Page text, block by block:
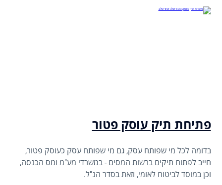
פתיחת תיק עוסק פטור
בדומה לכל מי שפותח עסק, גם מי שפותח עסק כעוסק פטור,
חייב לפתוח תיקים ברשות המסים - במשרדי מע"מ ומס הכנסה,
וכן במוסד לביטוח לאומי, וזאת בסדר הנ"ל.